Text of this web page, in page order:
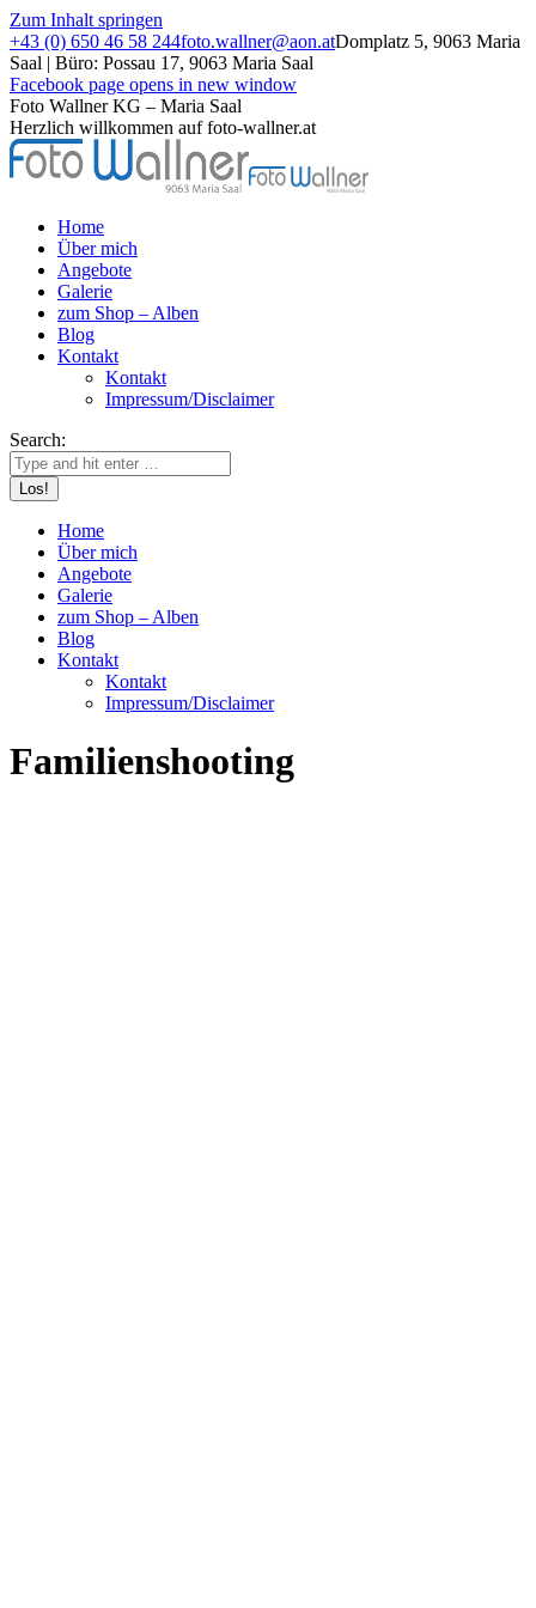
Zum Inhalt springen
+43 (0) 650 46 58 244foto.wallner@aon.atDomplatz 5, 9063 Maria
Saal | Büro: Possau 17, 9063 Maria Saal
Facebook page opens in new window
Foto Wallner KG – Maria Saal
Herzlich willkommen auf foto-wallner.at
Home
Über mich
Angebote
Galerie
zum Shop – Alben
Blog
Kontakt
Kontakt
Impressum/Disclaimer
Search:
Home
Über mich
Angebote
Galerie
zum Shop – Alben
Blog
Kontakt
Kontakt
Impressum/Disclaimer
Familienshooting